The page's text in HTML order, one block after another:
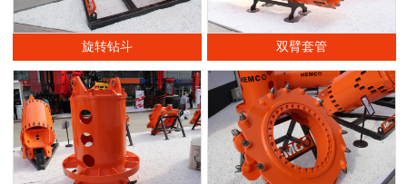
旋转钻斗 双臂套管